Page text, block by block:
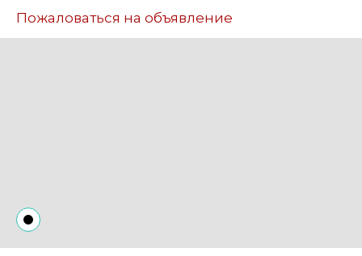
Пожаловаться на объявление